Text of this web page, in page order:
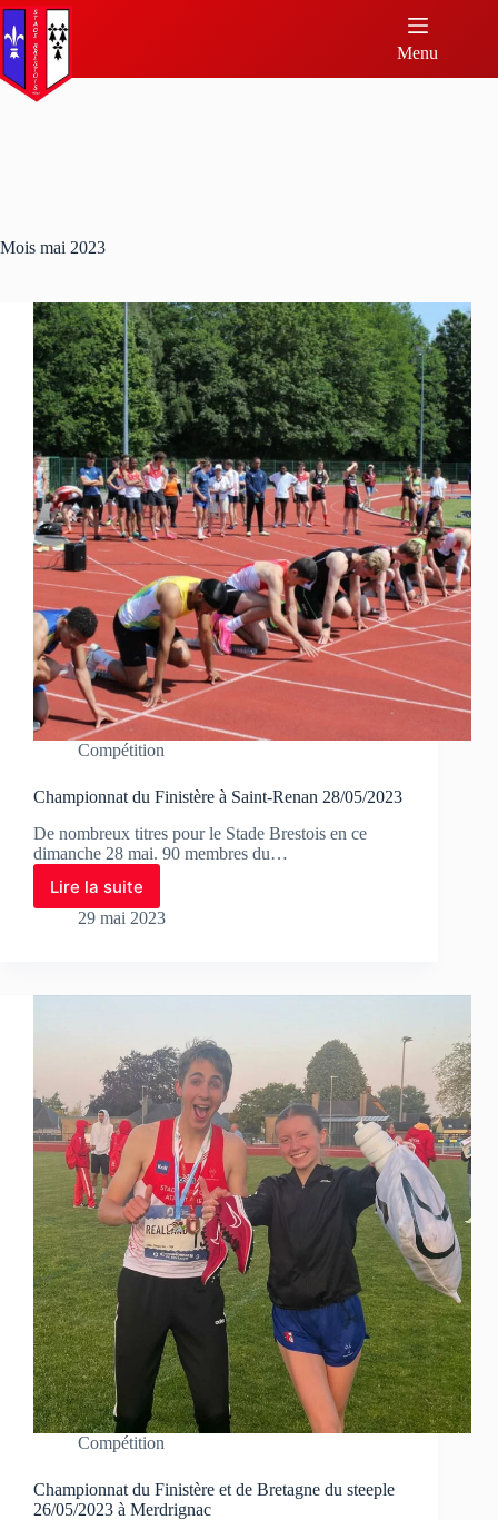
Menu
Mois mai 2023
Compétition
Championnat du Finistère à Saint-Renan 28/05/2023
De nombreux titres pour le Stade Brestois en ce
dimanche 28 mai. 90 membres du…
Lire la suite
29 mai 2023
Compétition
Championnat du Finistère et de Bretagne du steeple
26/05/2023 à Merdrignac